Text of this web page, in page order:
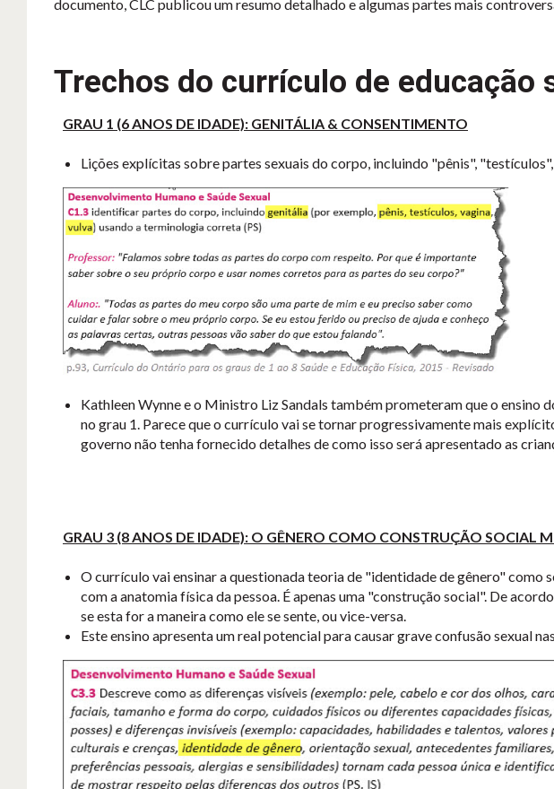
documento, CLC publicou um resumo detalhado e algumas partes mais
Trechos do currículo de educação
GRAU 1 (6 ANOS DE IDADE): GENITÁLIA & CONSENTIMENTO
Lições explícitas sobre partes sexuais do corpo, incluindo "pênis",
Kathleen Wynne e o Ministro Liz Sandals também prometeram que o ensino
no grau 1. Parece que o currículo vai se tornar progressivamente mais
governo não tenha fornecido detalhes de como isso será apresentado as
GRAU 3 (8 ANOS DE IDADE): O GÊNERO COMO CONSTRUÇÃO SOCIAL
O currículo vai ensinar a questionada teoria de "identidade de gênero" como
com a anatomia física da pessoa. É apenas uma "construção social". De
se esta for a maneira como ele se sente, ou vice-versa.
Este ensino apresenta um real potencial para causar grave confusão sexual